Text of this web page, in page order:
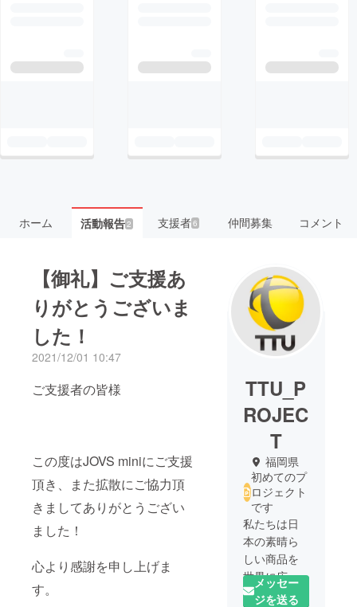
ホーム 活動報告2 支援者6 仲間募集 コメント
【御礼】ご支援あ
りがとうございま
した！
2021/12/01 10:47
ご支援者の皆様
この度はJOVS miniにご支援
頂き、また拡散にご協力頂
きましてありがとうござい
ました！
心より感謝を申し上げま
す。
TTU_P
ROJEC
T
福岡県
初めてのプ
ロジェクト
です
私たちは日
本の素晴ら
しい商品を
世界に広げ
るために
メッセー
ジを送る